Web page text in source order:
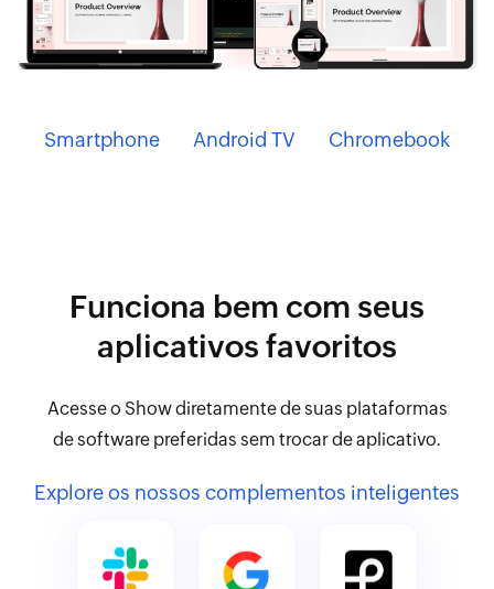
Smartphone Android TV Chromebook
Funciona bem com seus
aplicativos favoritos
Acesse o Show diretamente de suas plataformas
de software preferidas sem trocar de aplicativo.
Explore os nossos complementos inteligentes